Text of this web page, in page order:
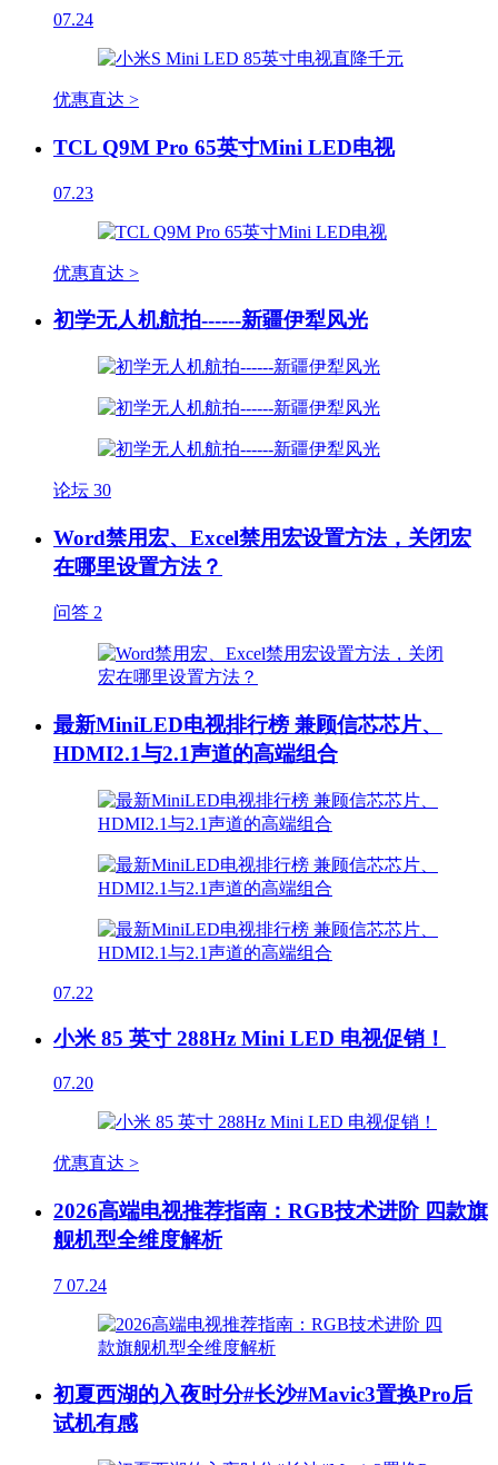
07.24
优惠直达 >
TCL Q9M Pro 65英寸Mini LED电视
07.23
优惠直达 >
初学无人机航拍------新疆伊犁风光
论坛 30
Word禁用宏、Excel禁用宏设置方法，关闭宏
在哪里设置方法？
问答 2
最新MiniLED电视排行榜 兼顾信芯芯片、
HDMI2.1与2.1声道的高端组合
07.22
小米 85 英寸 288Hz Mini LED 电视促销！
07.20
优惠直达 >
2026高端电视推荐指南：RGB技术进阶 四款旗
舰机型全维度解析
7 07.24
初夏西湖的入夜时分#长沙#Mavic3置换Pro后
试机有感